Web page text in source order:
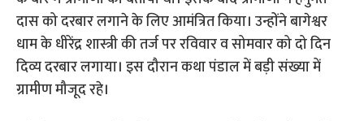
दास को दरबार लगाने के लिए आमंत्रित किया। उन्होंने बागेश्वर
धाम के धीरेंद्र शास्त्री की तर्ज पर रविवार व सोमवार को दो दिन
दिव्य दरबार लगाया। इस दौरान कथा पंडाल में बड़ी संख्या में
ग्रामीण मौजूद रहे।